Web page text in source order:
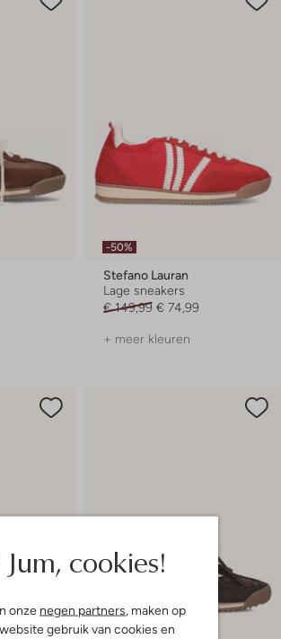
Jum, cookies!
onze negen partners , maken op
gebruik van cookies en
-50%
Stefano Lauran
Lage sneakers
€ 149,99 € 74,99
+ meer kleuren